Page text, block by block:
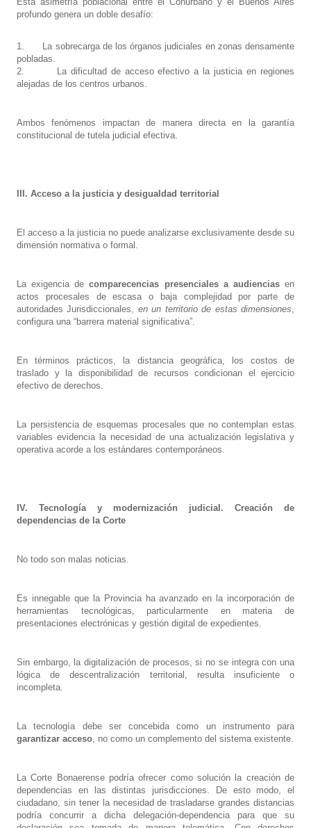
profundo genera un doble desafío:
1.
La sobrecarga de los órganos judiciales en zonas densamente
pobladas.
2.
La dificultad de acceso efectivo a la justicia en regiones
alejadas de los centros urbanos.
Ambos fenómenos impactan de manera directa en la garantía
constitucional de tutela judicial efectiva.
III. Acceso a la justicia y desigualdad territorial
El acceso a la justicia no puede analizarse exclusivamente desde su
dimensión normativa o formal.
La exigencia decomparecencias presenciales a audienciasen
actos procesales de escasa o baja complejidad por parte de
autoridades Jurisdiccionales, en un territorio de estas dimensiones,
configura una “barrera material significativa”.
En términos prácticos, la distancia geográfica, los costos de
traslado y la disponibilidad de recursos condicionan el ejercicio
efectivo de derechos.
La persistencia de esquemas procesales que no contemplan estas
variables evidencia la necesidad de una actualización legislativa y
operativa acorde a los estándares contemporáneos.
IV. Tecnología y modernización judicial. Creación de
dependencias de la Corte
No todo son malas noticias.
Es innegable que la Provincia ha avanzado en la incorporación de
herramientas tecnológicas, particularmente en materia de
presentaciones electrónicas y gestión digital de expedientes.
Sin embargo, la digitalización de procesos, si no se integra con una
lógica de descentralización territorial, resulta insuficiente o
incompleta.
La tecnología debe ser concebida como un instrumento para
garantizar acceso, no como un complemento del sistema existente.
La Corte Bonaerense podría ofrecer como solución la creación de
dependencias en las distintas jurisdicciones. De esto modo, el
ciudadano, sin tener la necesidad de trasladarse grandes distancias
podría concurrir a dicha delegación-dependencia para que su